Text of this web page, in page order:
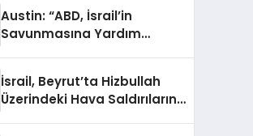
Austin: “ABD, İsrail’in
Savunmasına Yardım
İsrail, Beyrut’ta Hizbullah
Üzerindeki Hava Saldırılarını